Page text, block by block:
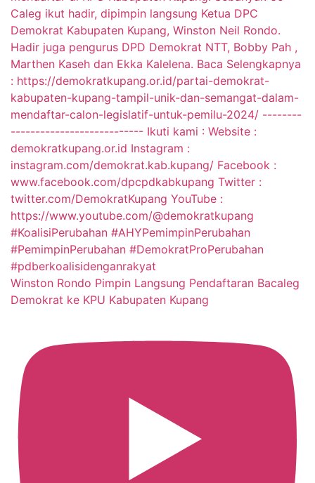
Winston Rondo Pimpin Langsung Pendaftaran Bacaleg
Demokrat ke KPU Kabupaten Kupang